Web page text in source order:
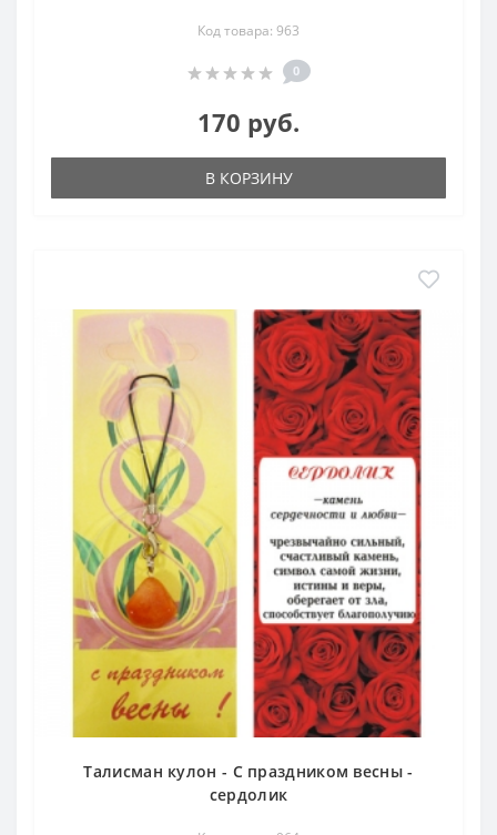
Код товара: 963
0
170 руб.
В КОРЗИНУ
Талисман кулон - С праздником весны -
сердолик